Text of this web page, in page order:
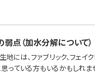
点（加水分解について）
地には、ファブリック、フェ
っている方もいるかもしれま